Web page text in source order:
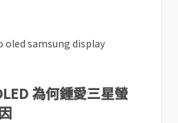
為何鍾愛三星螢